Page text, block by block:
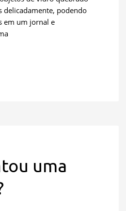
delicadamente, podendo
em um jornal e
uma